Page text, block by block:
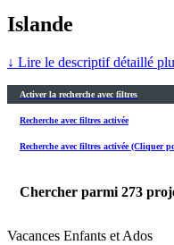
Islande
↓ Lire le descriptif détaillé
Activer la recherche avec filtres
Recherche avec filtres activée
Recherche avec filtres activée (Cliquer
Chercher parmi 273
Vacances Enfants et Ados